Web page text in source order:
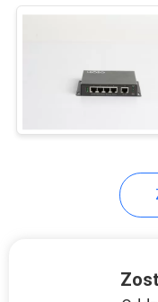
do